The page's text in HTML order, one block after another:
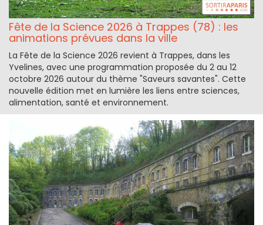
Fête de la Science 2026 à Trappes (78) : les
animations prévues dans la ville
La Fête de la Science 2026 revient à Trappes, dans les
Yvelines, avec une programmation proposée du 2 au 12
octobre 2026 autour du thème "Saveurs savantes". Cette
nouvelle édition met en lumière les liens entre sciences,
alimentation, santé et environnement.